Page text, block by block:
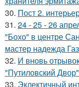
30. Пост 2.
31. 24 - 25 - 26
"Бохо" в центре
мастер надежда
32. И вновь
"Путиловский
33. Эклектичный